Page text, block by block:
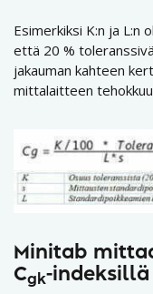
Esimerkiksi K:n ja L:n
että 20 %
jakauman kahteen
mittalaitteen
Minitab
Cgk-indeksillä